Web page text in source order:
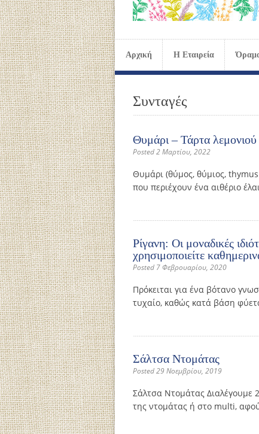
Αρχική Η Εταιρεία
Συνταγές
Θυμάρι – Τάρτα λεμονιού
Posted 2 Μαρτίου, 2022
Θυμάρι (θύµος, θύµιος,
που περιέχουν ένα αιθέριο
Ρίγανη: Οι μοναδικές
χρησιμοποιείτε
Posted 7 Φεβρουαρίου, 2020
Πρόκειται για ένα βότανο
τυχαίο, καθώς κατά βάση
Σάλτσα Ντομάτας
Posted 29 Νοεμβρίου, 2019
Σάλτσα Ντομάτας Διαλέγουμε
της ντομάτας ή στο multi,